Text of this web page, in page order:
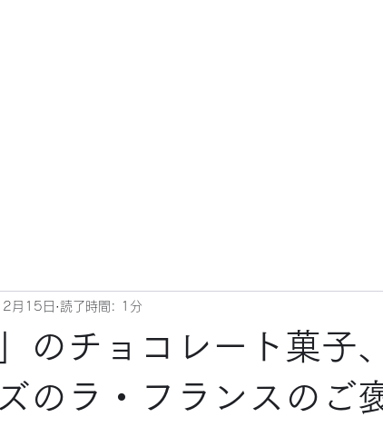
のチョコレート菓子
のラ・フランスのご
月15日 読了時間: 1分